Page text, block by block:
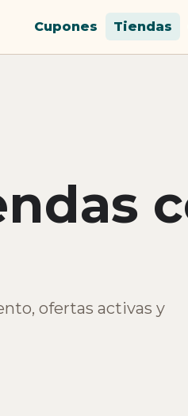
Cupones Tiendas
ofertas activas y